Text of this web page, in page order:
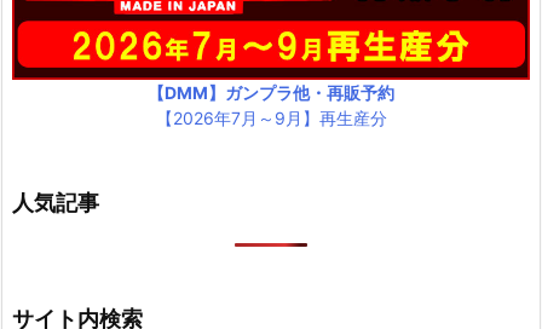
【DMM】ガンプラ他・再販予約
【2026年7月～9月】再生産分
人気記事
サイト内検索